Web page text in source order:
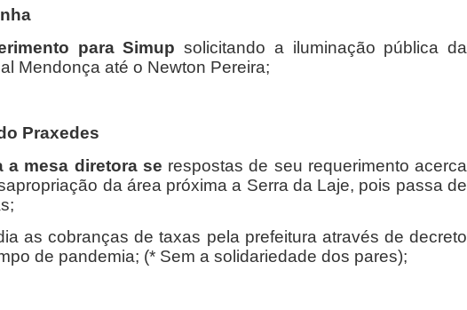
para Simupsolicitando a iluminação pública da
Mendonça até o Newton Pereira;
Praxedes
a mesa diretora se respostas de seu requerimento acerca
da área próxima a Serra da Laje, pois passa de
as cobranças de taxas pela prefeitura através de decreto
de pandemia; (* Sem a solidariedade dos pares);